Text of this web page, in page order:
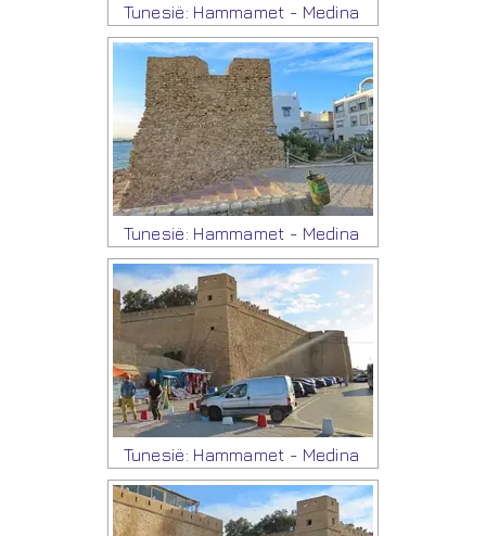
Tunesië: Hammamet - Medina
Tunesië: Hammamet - Medina
Tunesië: Hammamet - Medina